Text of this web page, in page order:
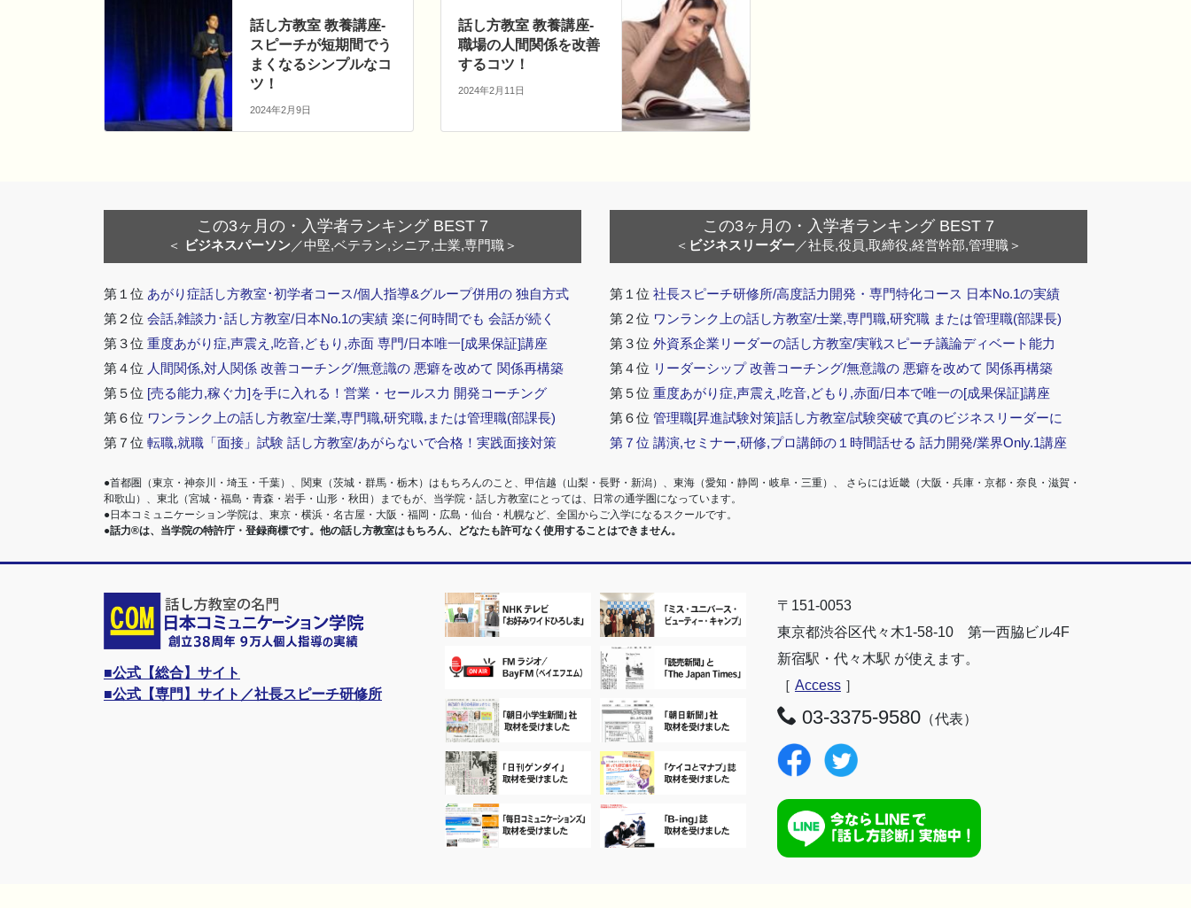
話し方教室 教養講座-
スピーチが短期間でう
まくなるシンプルなコ
ツ！
2024年2月9日
話し方教室 教養講座-
職場の人間関係を改善
するコツ！
2024年2月11日
この3ヶ月の・入学者ランキング BEST 7
＜ ビジネスパーソン／中堅,ベテラン,シニア,士業,専門職＞
第１位 あがり症話し方教室･初学者コース/個人指導&グループ併用の 独自方式
第２位 会話,雑談力･話し方教室/日本No.1の実績 楽に何時間でも 会話が続く
第３位 重度あがり症,声震え,吃音,どもり,赤面 専門/日本唯一[成果保証]講座
第４位 人間関係,対人関係 改善コーチング/無意識の 悪癖を改めて 関係再構築
第５位 [売る能力,稼ぐ力]を手に入れる！営業・セールス力 開発コーチング
第６位 ワンランク上の話し方教室/士業,専門職,研究職,または管理職(部課長)
第７位 転職,就職「面接」試験 話し方教室/あがらないで合格！実践面接対策
この3ヶ月の・入学者ランキング BEST 7
＜ ビジネスリーダー／社長,役員,取締役,経営幹部,管理職＞
第１位 社長スピーチ研修所/高度話力開発・専門特化コース 日本No.1の実績
第２位 ワンランク上の話し方教室/士業,専門職,研究職 または管理職(部課長)
第３位 外資系企業リーダーの話し方教室/実戦スピーチ議論ディベート能力
第４位 リーダーシップ 改善コーチング/無意識の 悪癖を改めて 関係再構築
第５位 重度あがり症,声震え,吃音,どもり,赤面/日本で唯一の[成果保証]講座
第６位 管理職[昇進試験対策]話し方教室/試験突破で真のビジネスリーダーに
第７位 講演,セミナー,研修,プロ講師の１時間話せる 話力開発/業界Only.1講座
●首都圏（東京・神奈川・埼玉・千葉）、関東（茨城・群馬・栃木）はもちろんのこと、甲信越（山梨・長野・新潟）、東海（愛知・静岡・岐阜・三重）、 さらには近畿（大阪・兵庫・京都・奈良・滋賀・
和歌山）、東北（宮城・福島・青森・岩手・山形・秋田）までもが、当学院・話し方教室にとっては、日常の通学圏になっています。
●日本コミュニケーション学院は、東京・横浜・名古屋・大阪・福岡・広島・仙台・札幌など、全国からご入学になるスクールです。
●話力®は、当学院の特許庁・登録商標です。他の話し方教室はもちろん、どなたも許可なく使用することはできません。
■公式【総合】サイト
■公式【専門】サイト／社長スピーチ研修所
〒151-0053
東京都渋谷区代々木1-58-10 第一西脇ビル4F
新宿駅・代々木駅 が使えます。
［ Access］
03-3375-9580（代表）